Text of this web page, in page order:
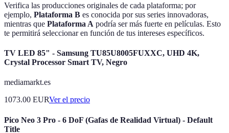
Verifica las producciones originales de cada plataforma; por
ejemplo, Plataforma B es conocida por sus series innovadoras,
mientras que Plataforma A podría ser más fuerte en películas. Esto
te permitirá seleccionar en función de tus intereses específicos.
TV LED 85" - Samsung TU85U8005FUXXC, UHD 4K,
Crystal Processor Smart TV, Negro
mediamarkt.es
1073.00 EURVer el precio
Pico Neo 3 Pro - 6 DoF (Gafas de Realidad Virtual) - Default
Title